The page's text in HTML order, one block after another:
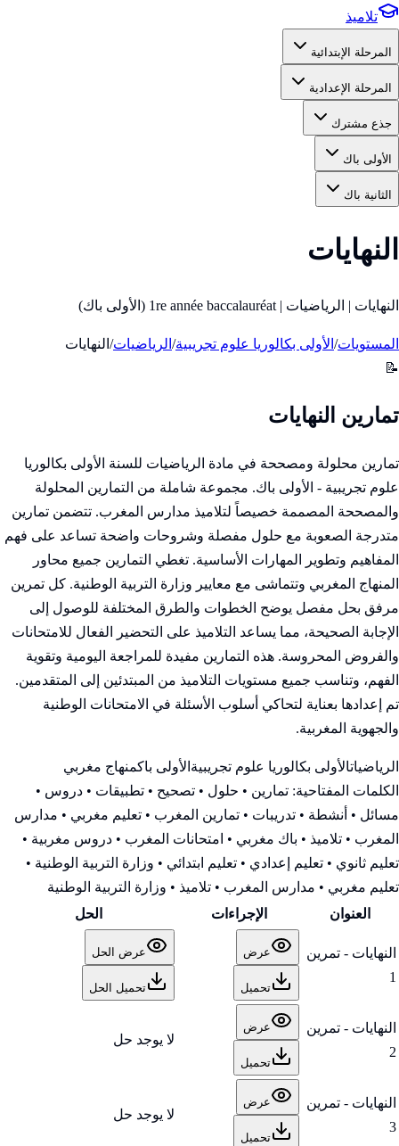
تلاميذ
المرحلة الإبتدائية
المرحلة الإعدادية
جذع مشترك
الأولى باك
الثانية باك
النهايات
النهايات | الرياضيات | 1re année baccalauréat (الأولى باك)
المستويات/ الأولى بكالوريا علوم تجريبية/ الرياضيات/ النهايات
📝
تمارين النهايات
تمارين محلولة ومصححة في مادة الرياضيات للسنة الأولى بكالوريا
علوم تجريبية - الأولى باك. مجموعة شاملة من التمارين المحلولة
والمصححة المصممة خصيصاً لتلاميذ مدارس المغرب. تتضمن تمارين
متدرجة الصعوبة مع حلول مفصلة وشروحات واضحة تساعد على فهم
المفاهيم وتطوير المهارات الأساسية. تغطي التمارين جميع محاور
المنهاج المغربي وتتماشى مع معايير وزارة التربية الوطنية. كل تمرين
مرفق بحل مفصل يوضح الخطوات والطرق المختلفة للوصول إلى
الإجابة الصحيحة، مما يساعد التلاميذ على التحضير الفعال للامتحانات
والفروض المحروسة. هذه التمارين مفيدة للمراجعة اليومية وتقوية
الفهم، وتناسب جميع مستويات التلاميذ من المبتدئين إلى المتقدمين.
تم إعدادها بعناية لتحاكي أسلوب الأسئلة في الامتحانات الوطنية
والجهوية المغربية.
الرياضياتالأولى بكالوريا علوم تجريبية الأولى باكمنهاج مغربي
الكلمات المفتاحية: تمارين • حلول • تصحيح • تطبيقات • دروس •
مسائل • أنشطة • تدريبات • تمارين المغرب • تعليم مغربي • مدارس
المغرب • تلاميذ • باك مغربي • امتحانات المغرب • دروس مغربية •
تعليم ثانوي • تعليم إعدادي • تعليم ابتدائي • وزارة التربية الوطنية •
تعليم مغربي • مدارس المغرب • تلاميذ • وزارة التربية الوطنية
العنوان
الإجراءات الحل
النهايات - تمرين
1
عرض
تحميل
عرض الحل
تحميل الحل
النهايات - تمرين
2
عرض
تحميل
لا يوجد حل
النهايات - تمرين
3
عرض
تحميل
لا يوجد حل